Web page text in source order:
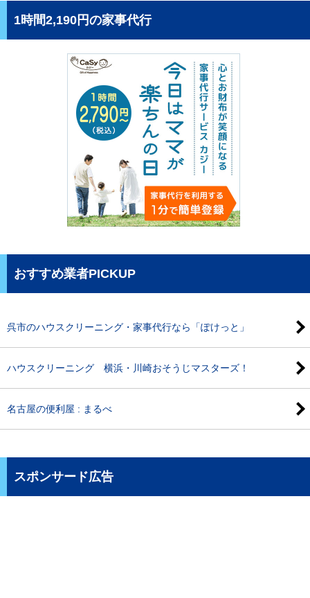
1時間2,190円の家事代行
おすすめ業者PICKUP
呉市のハウスクリーニング・家事代行なら「ぽけっと」
ハウスクリーニング 横浜・川崎おそうじマスターズ！
名古屋の便利屋 : まるべ
スポンサード広告